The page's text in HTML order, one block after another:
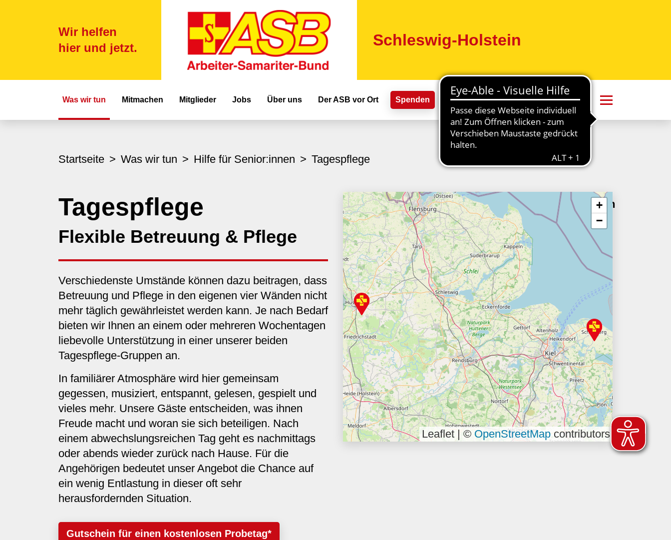
Wir helfen
hier und jetzt.
Schleswig-Holstein
Hauptnavigation
Was wir tun Mitmachen Mitglieder Jobs Über uns Der ASB vor Ort Spenden
Startseite Was wir tun Hilfe für Senior:innen Tagespflege
Tagespflege
Flexible Betreuung & Pflege
Verschiedenste Umstände können dazu beitragen, dass
Betreuung und Pflege in den eigenen vier Wänden nicht
mehr täglich gewährleistet werden kann. Je nach Bedarf
bieten wir Ihnen an einem oder mehreren Wochentagen
liebevolle Unterstützung in einer unserer beiden
Tagespflege-Gruppen an.
In familiärer Atmosphäre wird hier gemeinsam
gegessen, musiziert, entspannt, gelesen, gespielt und
vieles mehr. Unsere Gäste entscheiden, was ihnen
Freude macht und woran sie sich beteiligen. Nach
einem abwechslungsreichen Tag geht es nachmittags
oder abends wieder zurück nach Hause. Für die
Angehörigen bedeutet unser Angebot die Chance auf
ein wenig Entlastung in dieser oft sehr
herausfordernden Situation.
Gutschein für einen kostenlosen Probetag*
+
−
Leaflet | © OpenStreetMap contributors